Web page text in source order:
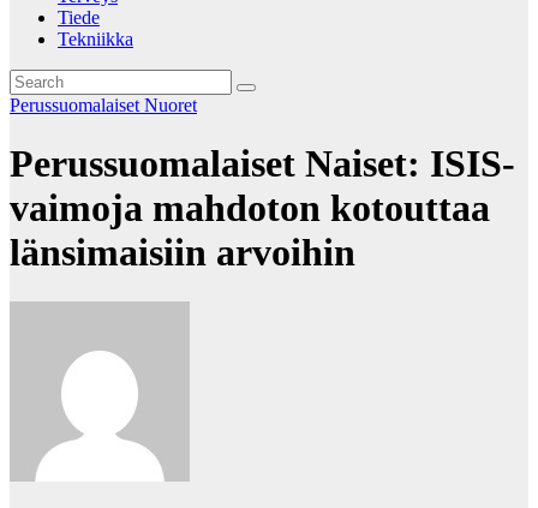
Tiede
Tekniikka
Perussuomalaiset Nuoret
Perussuomalaiset Naiset: ISIS-
vaimoja mahdoton kotouttaa
länsimaisiin arvoihin